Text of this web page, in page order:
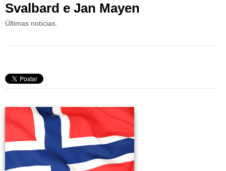
Svalbard e Jan Mayen
Últimas notícias.